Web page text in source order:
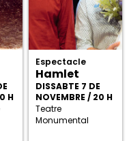
H
Espectacle
Hamlet
DISSABTE 7 DE
NOVEMBRE / 20 H
Teatre
Monumental